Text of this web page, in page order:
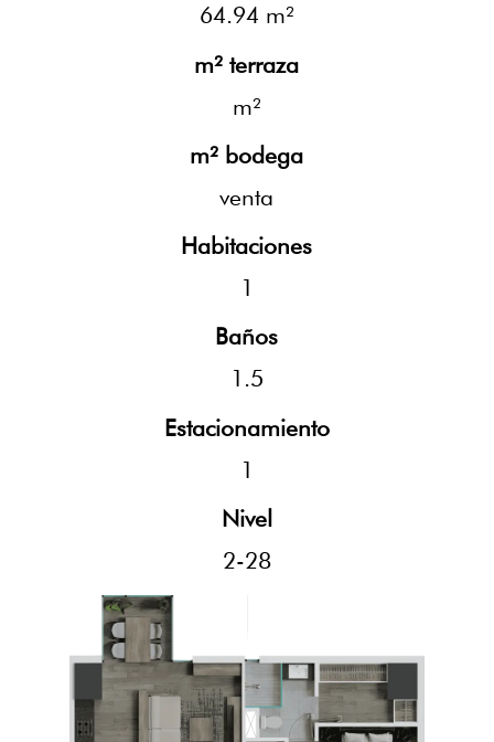
64.94 m²
m² terraza
m²
m² bodega
venta
Habitaciones
1
Baños
1.5
Estacionamiento
1
Nivel
2-28